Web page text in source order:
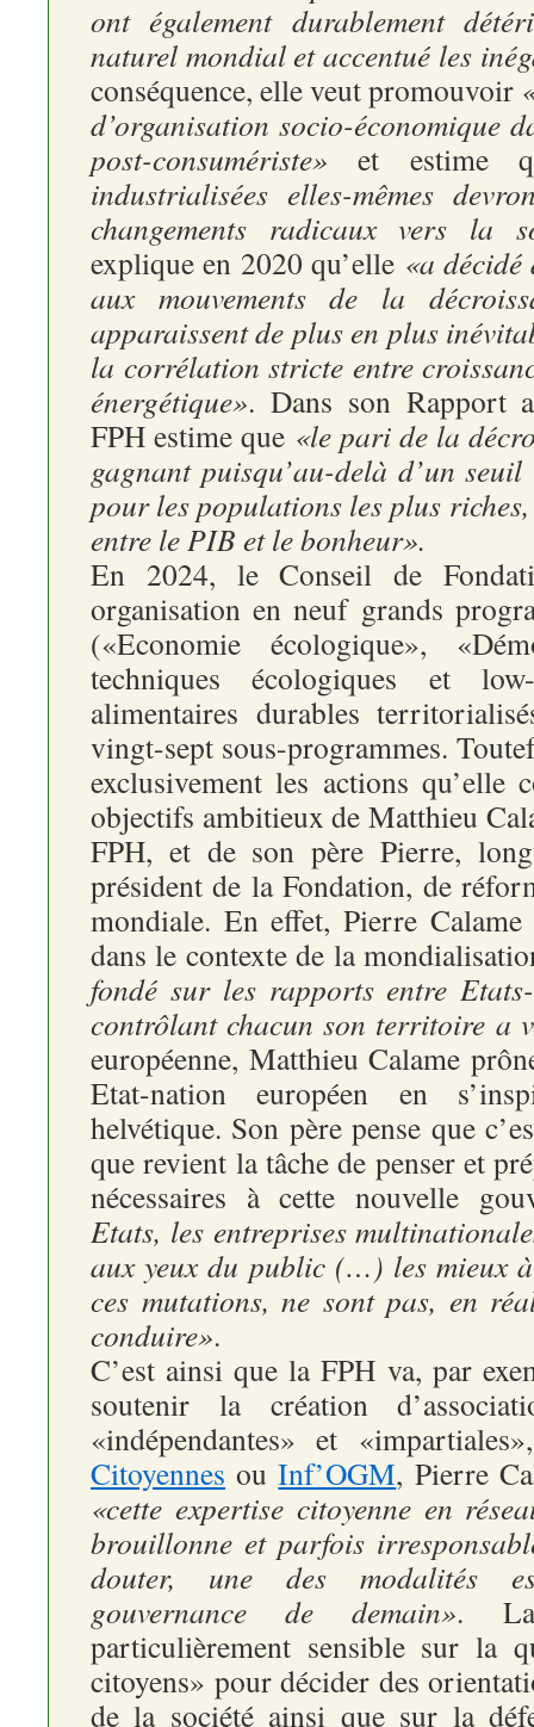
ont également durablement
naturel mondial et accentué les
conséquence, elle veut promouvoir
d’organisation socio-économique
post-consumériste» et estime
industrialisées elles-mêmes
changements radicaux vers la
explique en 2020 qu’elle «a
aux mouvements de la
apparaissent de plus en plus
la corrélation stricte entre
énergétique». Dans son Rapport
FPH estime que «le pari de la
gagnant puisqu’au-delà d’un seuil
pour les populations les plus
entre le PIB et le bonheur».
En 2024, le Conseil de
organisation en neuf grands
(«Economie écologique»,
techniques écologiques et low-
alimentaires durables
vingt-sept sous-programmes.
exclusivement les actions qu’elle
objectifs ambitieux de Matthieu
FPH, et de son père Pierre,
président de la Fondation, de
mondiale. En effet, Pierre Calame
dans le contexte de la
fondé sur les rapports entre
contrôlant chacun son territoire a
européenne, Matthieu Calame
Etat-nation européen en
helvétique. Son père pense que
que revient la tâche de penser et
nécessaires à cette nouvelle
Etats, les entreprises
aux yeux du public (…) les mieux
ces mutations, ne sont pas, en
conduire».
C’est ainsi que la FPH va, par
soutenir la création
«indépendantes» et
Citoyennes ouInf’OGM, Pierre
«cette expertise citoyenne en
brouillonne et parfois
douter, une des modalités
gouvernance de demain». La
particulièrement sensible sur la
citoyens» pour décider des
de la société ainsi que sur la